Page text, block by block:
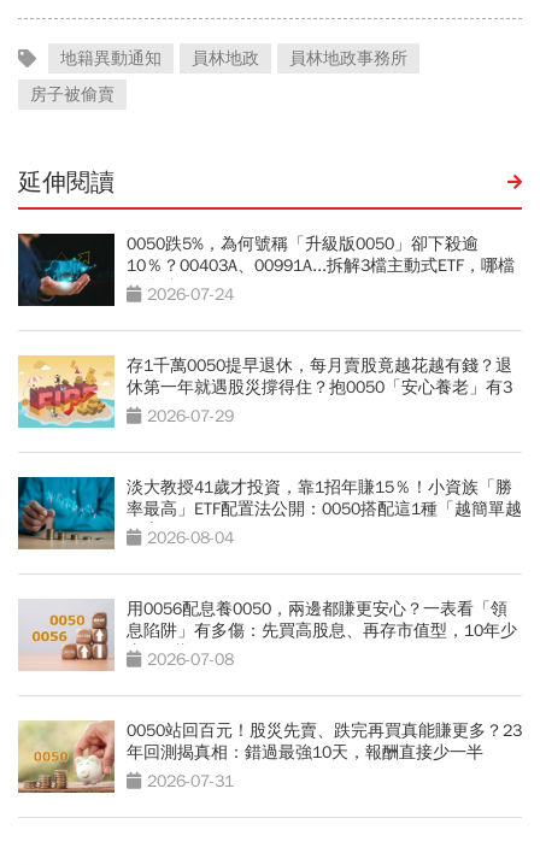
地籍異動通知 員林地政
員林地政事務所
房子被偷賣
延伸閱讀
0050跌5%，為何號稱「升級版0050」卻下殺逾
10％？00403A、00991A...拆解3檔主動式ETF，哪檔
最抗跌？
2026-07-24
存1千萬0050提早退休，每月賣股竟越花越有錢？退
休第一年就遇股災撐得住？抱0050「安心養老」有3
條件2026-07-29
淡大教授41歲才投資，靠1招年賺15％！小資族「勝
率最高」ETF配置法公開：0050搭配這1種「越簡單越
好賺」
2026-08-04
用0056配息養0050，兩邊都賺更安心？一表看「領
息陷阱」有多傷：先買高股息、再存市值型，10年少
賺330萬
2026-07-08
0050站回百元！股災先賣、跌完再買真能賺更多？23
年回測揭真相：錯過最強10天，報酬直接少一半
2026-07-31